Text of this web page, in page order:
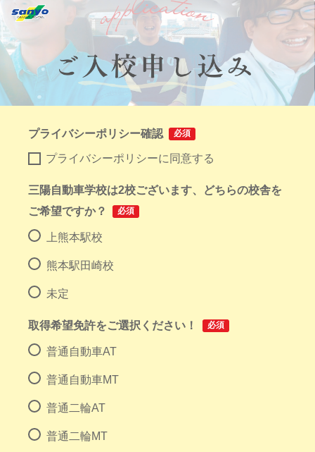
プライバシーポリシー確認 必須
プライバシーポリシーに同意する
三陽自動車学校は2校ございます、どちらの校舎を
ご希望ですか？
必須
上熊本駅校
熊本駅田崎校
未定
取得希望免許をご選択ください！ 必須
普通自動車AT
普通自動車MT
普通二輪AT
普通二輪MT